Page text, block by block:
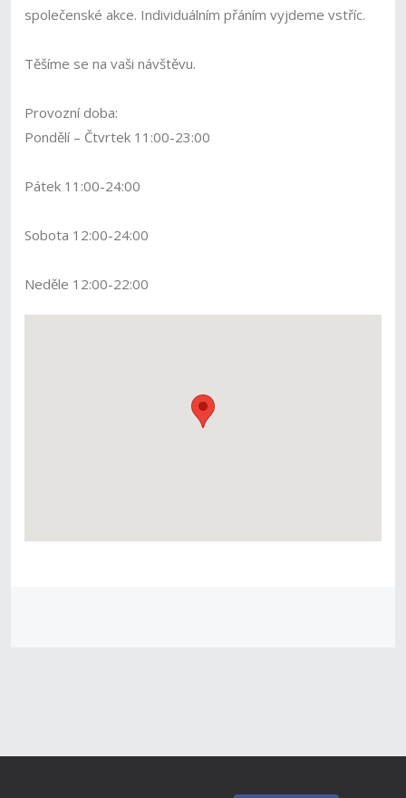
společenské akce. Individuálním přáním vyjdeme vstříc.
Těšíme se na vaši návštěvu.
Provozní doba:
Pondělí – Čtvrtek 11:00-23:00
Pátek 11:00-24:00
Sobota 12:00-24:00
Neděle 12:00-22:00